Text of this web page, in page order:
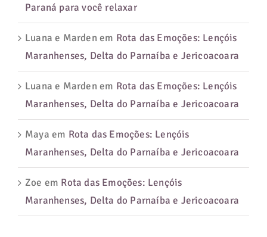
Paraná para você relaxar
Luana e Marden em Rota das Emoções: Lençóis
Maranhenses, Delta do Parnaíba e Jericoacoara
Luana e Marden em Rota das Emoções: Lençóis
Maranhenses, Delta do Parnaíba e Jericoacoara
Maya em Rota das Emoções: Lençóis
Maranhenses, Delta do Parnaíba e Jericoacoara
Zoe em Rota das Emoções: Lençóis
Maranhenses, Delta do Parnaíba e Jericoacoara